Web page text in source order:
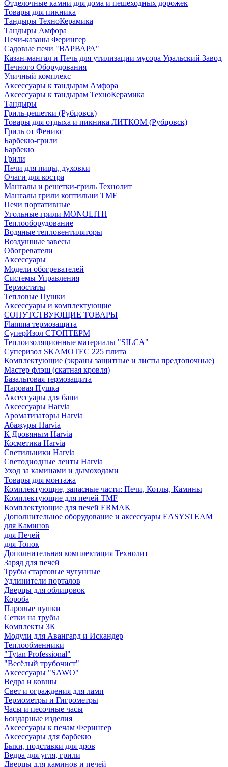
Отделочные камни для дома и пешеходных дорожек
Товары для пикника
Тандыры ТехноКерамика
Тандыры Амфора
Печи-казаны Ферингер
Садовые печи "ВАРВАРА"
Казан-мангал и Печь для утилизации мусора Уральский Завод
Печного Оборудования
Уличный комплекс
Аксессуары к тандырам Амфора
Аксессуары к тандырам ТехноКерамика
Тандыры
Гриль-решетки (Рубцовск)
Товары для отдыха и пикника ЛИТКОМ (Рубцовск)
Гриль от Феникс
Барбекю-грили
Барбекю
Грили
Печи для пицы, духовки
Очаги для костра
Мангалы и решетки-гриль Технолит
Мангалы грили коптильни TMF
Печи портативные
Угольные грили MONOLITH
Теплооборудование
Водяные тепловентиляторы
Воздушные завесы
Обогреватели
Аксессуары
Модели обогревателей
Системы Управления
Термостаты
Тепловые Пушки
Аксессуары и комплектующие
СОПУТСТВУЮЩИЕ ТОВАРЫ
Flamma термозащита
СуперИзол СТОПТЕРМ
Теплоизоляционные материалы "SILCA"
Суперизол SKAMOTEC 225 плита
Комплектующие (экраны защитные и листы предтопочные)
Мастер флэш (скатная кровля)
Базальтовая термозащита
Паровая Пушка
Аксессуары для бани
Аксессуары Harvia
Ароматизаторы Harvia
Абажуры Harvia
К Дровяным Harvia
Косметика Harvia
Светильники Harvia
Светодиодные ленты Harvia
Уход за каминами и дымоходами
Товары для монтажа
Комплектующие, запасные части: Печи, Котлы, Камины
Комплектующие для печей TMF
Комплектующие для печей ERMAK
Дополнительное оборудование и аксессуары EASYSTEAM
для Каминов
для Печей
для Топок
Дополнительная комплектация Технолит
Заряд для печей
Трубы стартовые чугунные
Удлинители порталов
Дверцы для облицовок
Короба
Паровые пушки
Сетки на трубы
Комплекты ЗК
Модули для Авангард и Искандер
Теплообменники
"Tytan Professional"
"Весёлый трубочист"
Аксессуары "SAWO"
Ведра и ковшы
Свет и ограждения для ламп
Термометры и Гигрометры
Часы и песочные часы
Бондарные изделия
Аксессуары к печам Ферингер
Аксессуары для барбекю
Быки, подставки для дров
Ведра для угля, грили
Дверцы для каминов и печей